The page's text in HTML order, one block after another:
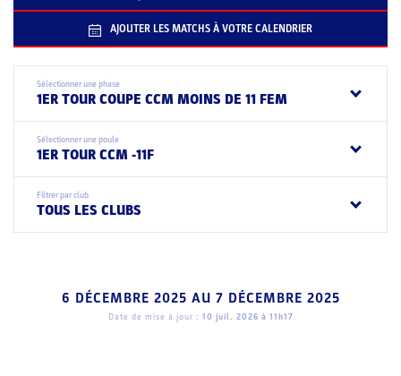
AJOUTER LES MATCHS À VOTRE CALENDRIER
Sélectionner une phase
1ER TOUR COUPE CCM MOINS DE 11 FEM
Sélectionner une poule
1ER TOUR CCM -11F
Filtrer par club
TOUS LES CLUBS
6 DÉCEMBRE 2025 AU 7 DÉCEMBRE 2025
Date de mise à jour : 10 juil. 2026 à 11h17